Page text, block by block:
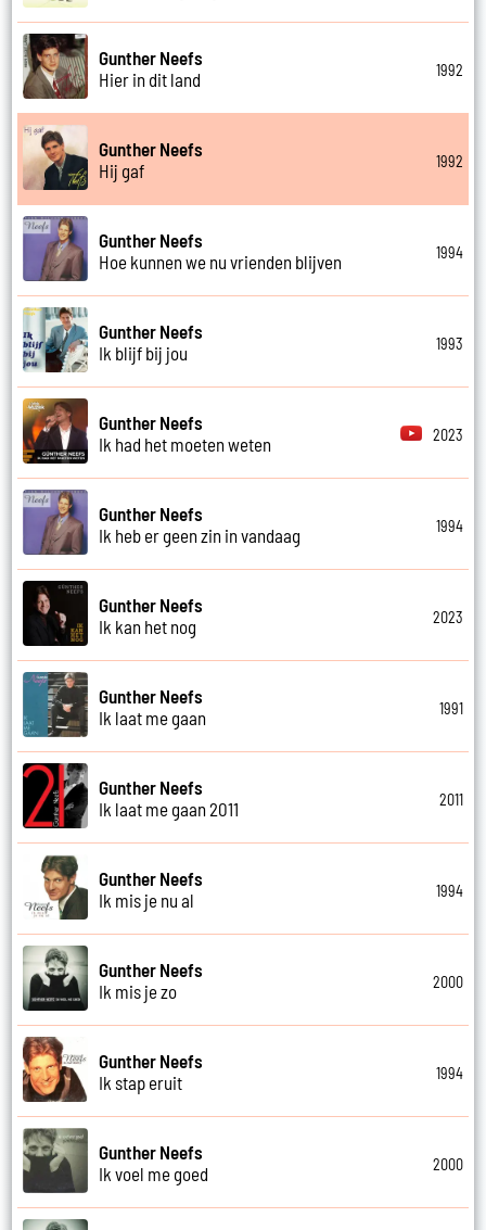
Gunther Neefs
Hier in dit land
1992
Gunther Neefs
Hij gaf
1992
Gunther Neefs
Hoe kunnen we nu vrienden blijven
1994
Gunther Neefs
Ik blijf bij jou
1993
Gunther Neefs
Ik had het moeten weten
2023
Gunther Neefs
Ik heb er geen zin in vandaag
1994
Gunther Neefs
Ik kan het nog
2023
Gunther Neefs
Ik laat me gaan
1991
Gunther Neefs
Ik laat me gaan 2011
2011
Gunther Neefs
Ik mis je nu al
1994
Gunther Neefs
Ik mis je zo
2000
Gunther Neefs
Ik stap eruit
1994
Gunther Neefs
Ik voel me goed
2000